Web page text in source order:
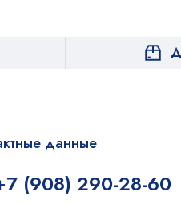
данные
(908) 290-28-60